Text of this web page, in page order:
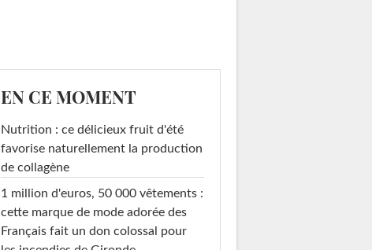
EN CE MOMENT
Nutrition : ce délicieux fruit d'été
favorise naturellement la production
de collagène
1 million d'euros, 50 000 vêtements :
cette marque de mode adorée des
Français fait un don colossal pour